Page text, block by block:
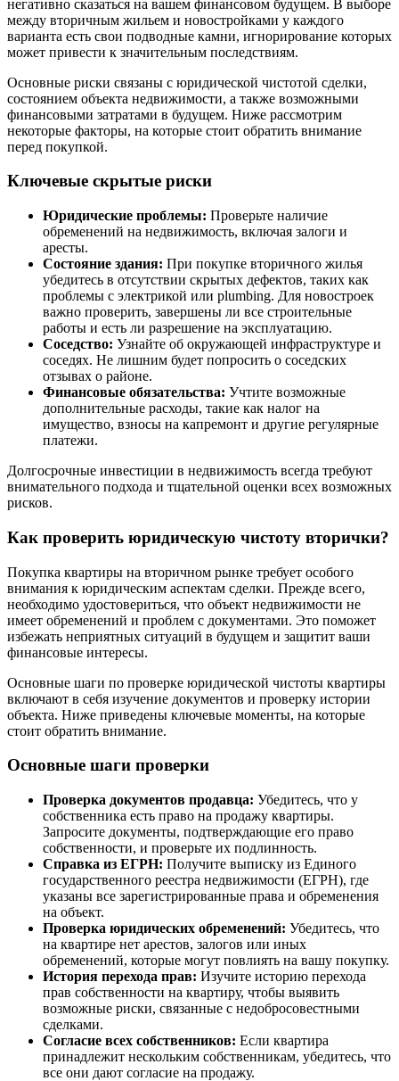
негативно сказаться на вашем финансовом будущем. В выборе
между вторичным жильем и новостройками у каждого
варианта есть свои подводные камни, игнорирование которых
может привести к значительным последствиям.
Основные риски связаны с юридической чистотой сделки,
состоянием объекта недвижимости, а также возможными
финансовыми затратами в будущем. Ниже рассмотрим
некоторые факторы, на которые стоит обратить внимание
перед покупкой.
Ключевые скрытые риски
Юридические проблемы: Проверьте наличие
обременений на недвижимость, включая залоги и
аресты.
Состояние здания: При покупке вторичного жилья
убедитесь в отсутствии скрытых дефектов, таких как
проблемы с электрикой или plumbing. Для новостроек
важно проверить, завершены ли все строительные
работы и есть ли разрешение на эксплуатацию.
Соседство: Узнайте об окружающей инфраструктуре и
соседях. Не лишним будет попросить о соседских
отзывах о районе.
Финансовые обязательства: Учтите возможные
дополнительные расходы, такие как налог на
имущество, взносы на капремонт и другие регулярные
платежи.
Долгосрочные инвестиции в недвижимость всегда требуют
внимательного подхода и тщательной оценки всех возможных
рисков.
Как проверить юридическую чистоту вторички?
Покупка квартиры на вторичном рынке требует особого
внимания к юридическим аспектам сделки. Прежде всего,
необходимо удостовериться, что объект недвижимости не
имеет обременений и проблем с документами. Это поможет
избежать неприятных ситуаций в будущем и защитит ваши
финансовые интересы.
Основные шаги по проверке юридической чистоты квартиры
включают в себя изучение документов и проверку истории
объекта. Ниже приведены ключевые моменты, на которые
стоит обратить внимание.
Основные шаги проверки
Проверка документов продавца: Убедитесь, что у
собственника есть право на продажу квартиры.
Запросите документы, подтверждающие его право
собственности, и проверьте их подлинность.
Справка из ЕГРН: Получите выписку из Единого
государственного реестра недвижимости (ЕГРН), где
указаны все зарегистрированные права и обременения
на объект.
Проверка юридических обременений: Убедитесь, что
на квартире нет арестов, залогов или иных
обременений, которые могут повлиять на вашу покупку.
История перехода прав: Изучите историю перехода
прав собственности на квартиру, чтобы выявить
возможные риски, связанные с недобросовестными
сделками.
Согласие всех собственников: Если квартира
принадлежит нескольким собственникам, убедитесь, что
все они дают согласие на продажу.